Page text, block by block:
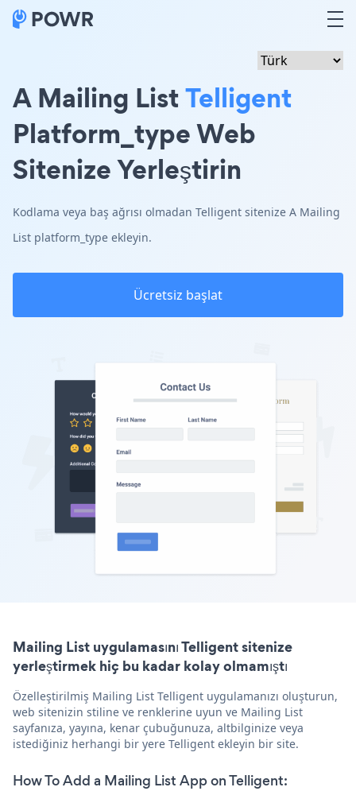
A Mailing ListTelligent
Platform_type Web
Sitenize Yerleştirin
Kodlama veya baş ağrısı olmadan Telligent sitenize A Mailing
List platform_type ekleyin.
Ücretsiz başlat
Mailing List uygulamasını Telligent sitenize
yerleştirmek hiç bu kadar kolay olmamıştı
Özelleştirilmiş Mailing List Telligent uygulamanızı oluşturun,
web sitenizin stiline ve renklerine uyun ve Mailing List
sayfanıza, yayına, kenar çubuğunuza, altbilginize veya
istediğiniz herhangi bir yere Telligent ekleyin bir site.
How To Add a Mailing List App on Telligent: